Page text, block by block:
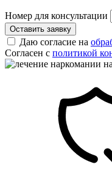
Номер для консультации
Оставить заявку
Даю согласие на
Согласен с политикой